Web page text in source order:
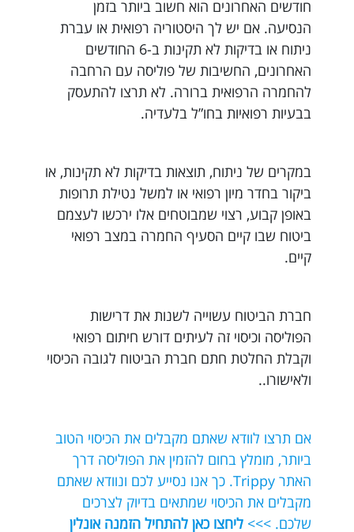
חודשים האחרונים הוא חשוב ביותר בזמן
הנסיעה. אם יש לך היסטוריה רפואית או עברת
ניתוח או בדיקות לא תקינות ב-6 החודשים
האחרונים, החשיבות של פוליסה עם הרחבה
להחמרה הרפואית ברורה. לא תרצו להתעסק
בבעיות רפואיות בחו”ל בלעדיה.
במקרים של ניתוח, תוצאות בדיקות לא תקינות, או
ביקור בחדר מיון רפואי או למשל נטילת תרופות
באופן קבוע, רצוי שמבוטחים אלו ירכשו לעצמם
ביטוח שבו קיים הסעיף החמרה במצב רפואי
קיים.
חברת הביטוח עשוייה לשנות את דרישות
הפוליסה וכיסוי זה לעיתים דורש חיתום רפואי
וקבלת החלטת חתם חברת הביטוח לגובה הכיסוי
ולאישורו..
אם תרצו לוודא שאתם מקבלים את הכיסוי הטוב
ביותר, מומלץ בחום להזמין את הפוליסה דרך
האתר Trippy. כך אנו נסייע לכם ונוודא שאתם
מקבלים את הכיסוי שמתאים בדיוק לצרכים
שלכם. >>> ליחצו כאן להתחיל הזמנה אונלין